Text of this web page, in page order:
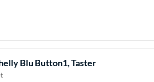
Blu Button1, Taster